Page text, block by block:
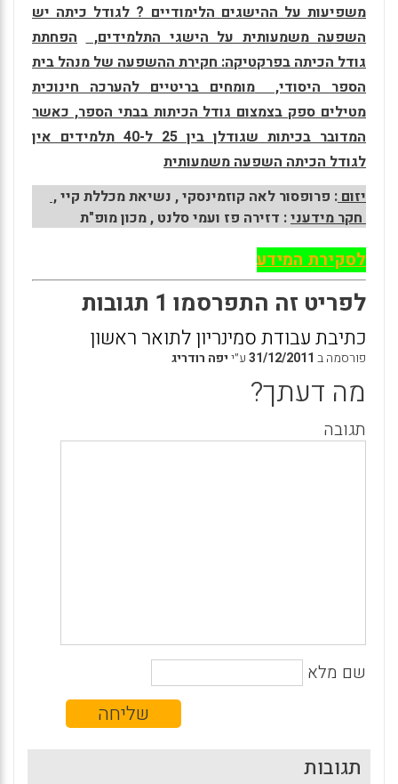
משפיעות על ההישגים הלימודיים ? לגודל כיתה יש
השפעה משמעותית על הישגי התלמידים, הפחתת
גודל הכיתה בפרקטיקה: חקירת ההשפעה של מנהל בית
הספר היסודי,מומחים בריטיים להערכה חינוכית
מטילים ספק בצמצום גודל הכיתות בבתי הספר,כאשר
המדובר בכיתות שגודלן בין 25 ל-40 תלמידים אין
לגודל הכיתה השפעה משמעותית
יזום: פרופסור לאה קוזמינסקי , נשיאת מכללת קיי,
חקר מידעני: דזירה פז ועמי סלנט , מכון מופ"ת
לסקירת המידע
לפריט זה התפרסמו 1 תגובות
כתיבת עבודת סמינריון לתואר ראשון
פורסמה ב 31/12/2011ע״ייפה רודריג
מה דעתך?
תגובה
שם מלא
תגובות